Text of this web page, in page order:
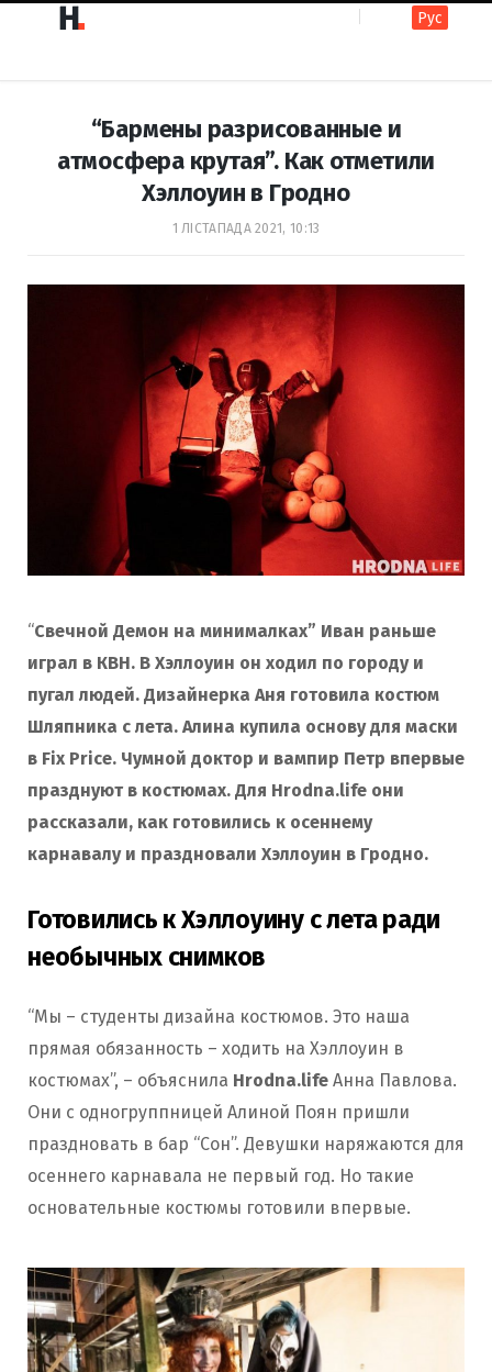
a
c
e
b
o
o
n
t
a
r
m
Рус
“Бармены разрисованные и
атмосфера крутая”. Как отметили
Хэллоуин в Гродно
1 ЛІСТАПАДА 2021, 10:13
“Свечной Демон на минималках” Иван раньше
играл в КВН. В Хэллоуин он ходил по городу и
пугал людей. Дизайнерка Аня готовила костюм
Шляпника с лета. Алина купила основу для маски
в Fix Price. Чумной доктор и вампир Петр впервые
празднуют в костюмах. Для Hrodna.life они
рассказали, как готовились к осеннему
карнавалу и праздновали Хэллоуин в Гродно.
Готовились к Хэллоуину с лета ради
необычных снимков
“Мы – студенты дизайна костюмов. Это наша
прямая обязанность – ходить на Хэллоуин в
костюмах”, – объяснила Hrodna.life Анна Павлова.
Они с одногруппницей Алиной Поян пришли
праздновать в бар “Сон”. Девушки наряжаются для
осеннего карнавала не первый год. Но такие
основательные костюмы готовили впервые.